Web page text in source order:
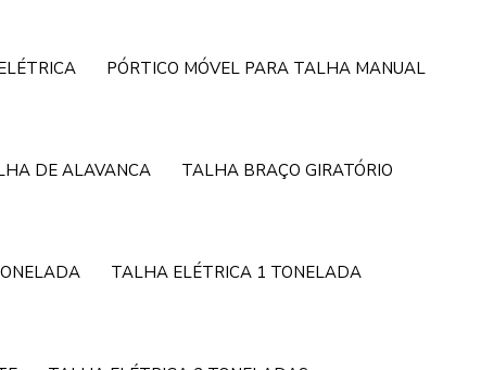
PÓRTICO MÓVEL PARA TALHA MANUAL
DE ALAVANCA TALHA BRAÇO GIRATÓRIO
TALHA ELÉTRICA 1 TONELADA